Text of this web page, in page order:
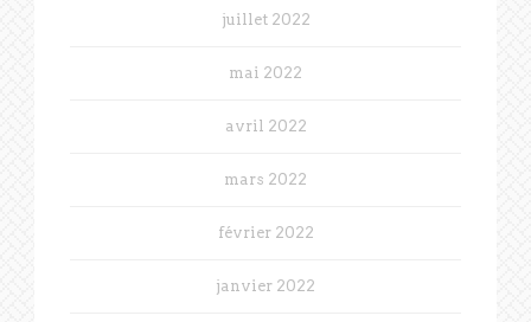
juillet 2022
mai 2022
avril 2022
mars 2022
février 2022
janvier 2022